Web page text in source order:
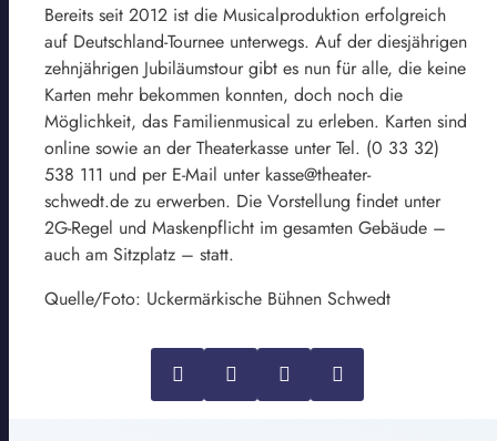
Bereits seit 2012 ist die Musicalproduktion erfolgreich
auf Deutschland-Tournee unterwegs. Auf der diesjährigen
zehnjährigen Jubiläumstour gibt es nun für alle, die keine
Karten mehr bekommen konnten, doch noch die
Möglichkeit, das Familienmusical zu erleben. Karten sind
online sowie an der Theaterkasse unter Tel. (0 33 32)
538 111 und per E-Mail unter kasse@theater-
schwedt.de zu erwerben. Die Vorstellung findet unter
2G-Regel und Maskenpflicht im gesamten Gebäude –
auch am Sitzplatz – statt.
Quelle/Foto: Uckermärkische Bühnen Schwedt